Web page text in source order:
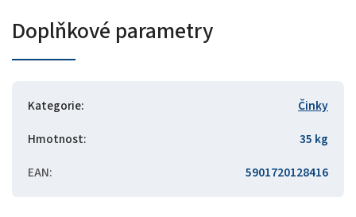
Doplňkové parametry
Kategorie:
Činky
Hmotnost:
35 kg
EAN: 5901720128416